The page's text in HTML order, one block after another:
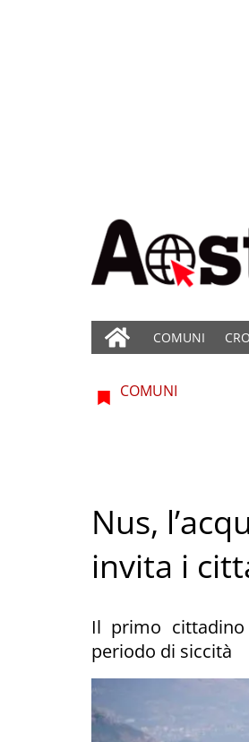
COMUNI
COMUNI
Nus,
invita i
Il primo
periodo di siccità